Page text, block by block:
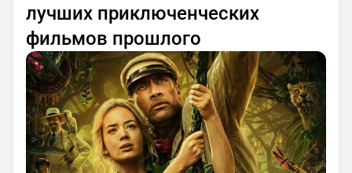
лучших приключенческих
фильмов прошлого